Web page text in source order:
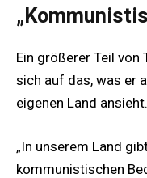
Ein größerer Teil
sich auf das, was er
eigenen Land ansieht.
„In unserem Land
kommunistischen